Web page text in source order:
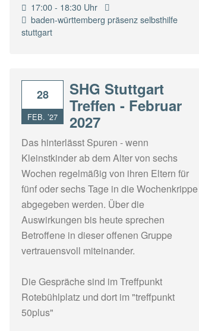
17:00 - 18:30 Uhr
baden-württemberg präsenzselbsthilfe
stuttgart
28
FEB. ’27
SHG Stuttgart
Treffen - Februar
2027
Das hinterlässt Spuren - wenn
Kleinstkinder ab dem Alter von sechs
Wochen regelmäßig von ihren Eltern für
fünf oder sechs Tage in die Wochenkrippe
abgegeben werden. Über die
Auswirkungen bis heute sprechen
Betroffene in dieser offenen Gruppe
vertrauensvoll miteinander.
Die Gespräche sind im Treffpunkt
Rotebühlplatz und dort im "treffpunkt
50plus"